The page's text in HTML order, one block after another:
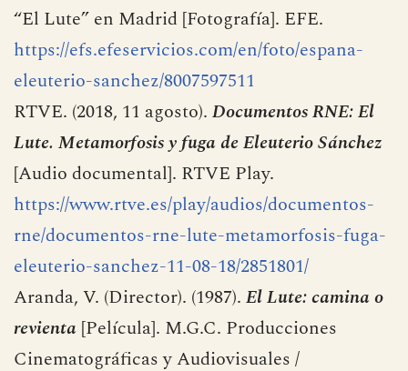
EFE. (1979, 20 noviembre). Eleuterio Sánchez
durante la fiesta tras la presentación del single
“El Lute” en Madrid [Fotografía]. EFE.
https://efs.efeservicios.com/en/foto/espana-
eleuterio-sanchez/8007597511
RTVE. (2018, 11 agosto).Documentos RNE: El
Lute. Metamorfosis y fuga de Eleuterio Sánchez
[Audio documental]. RTVE Play.
https://www.rtve.es/play/audios/documentos-
rne/documentos-rne-lute-metamorfosis-fuga-
eleuterio-sanchez-11-08-18/2851801/
Aranda, V. (Director). (1987).El Lute: camina o